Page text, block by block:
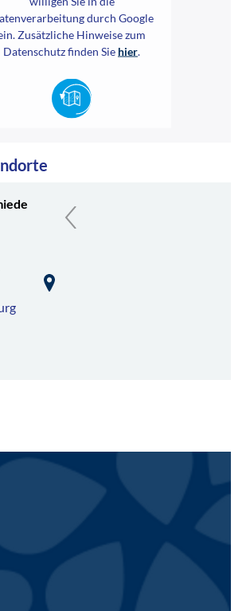
durch Google
Zusätzliche Hinweise zum
Datenschutz finden Sie hier.